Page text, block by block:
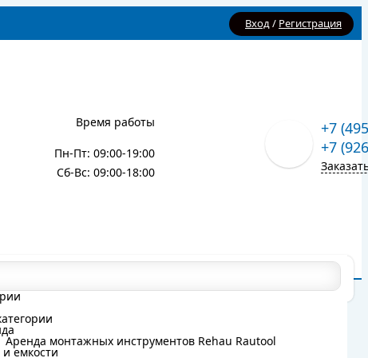
Вход/ Регистрация
Время работы
Пн-Пт: 09:00-19:00
Сб-Вс: 09:00-18:00
+7
+7
Аренда монтажных инструментов Rehau Rautool
и емкости
Аренда монтажных инструментов Rehau Rautool
и емкости